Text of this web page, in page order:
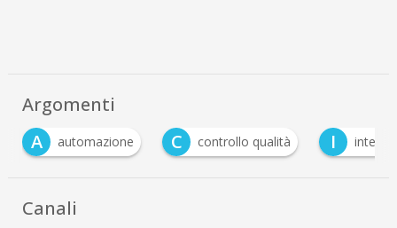
Argomenti
A
automazione C controllo qualità I
Canali